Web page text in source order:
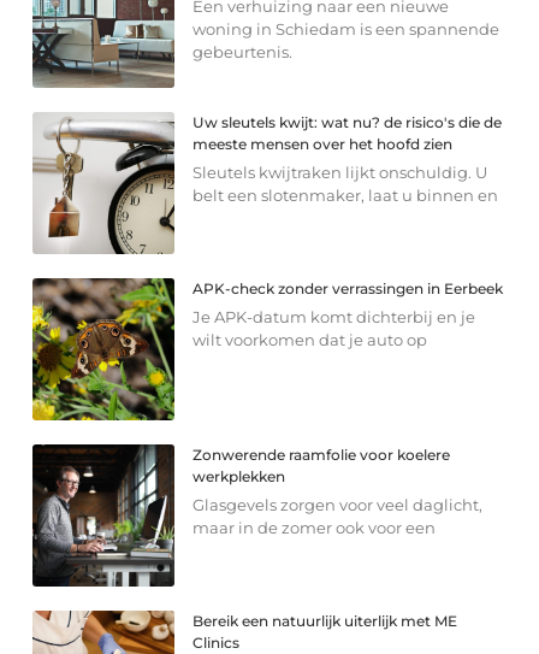
Een verhuizing naar een nieuwe
woning in Schiedam is een spannende
gebeurtenis.
Uw sleutels kwijt: wat nu? de risico's die de
meeste mensen over het hoofd zien
Sleutels kwijtraken lijkt onschuldig. U
belt een slotenmaker, laat u binnen en
APK-check zonder verrassingen in Eerbeek
Je APK-datum komt dichterbij en je
wilt voorkomen dat je auto op
Zonwerende raamfolie voor koelere
werkplekken
Glasgevels zorgen voor veel daglicht,
maar in de zomer ook voor een
Bereik een natuurlijk uiterlijk met ME
Clinics